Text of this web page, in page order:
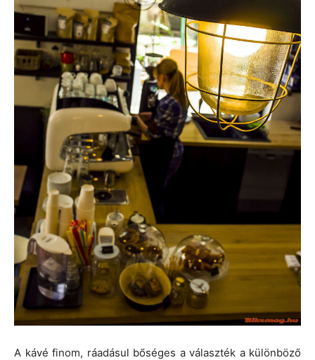
A kávé finom, ráadásul bőséges a választék a különböző